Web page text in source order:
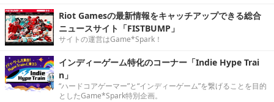
Riot Gamesの最新情報をキャッチアップできる総合
ニュースサイト「FISTBUMP」
サイトの運営はGame*Spark！
インディーゲーム特化のコーナー「Indie Hype Trai
n」
“ハードコアゲーマー”と“インディーゲーム”を繋げることを目的
としたGame*Spark特別企画。